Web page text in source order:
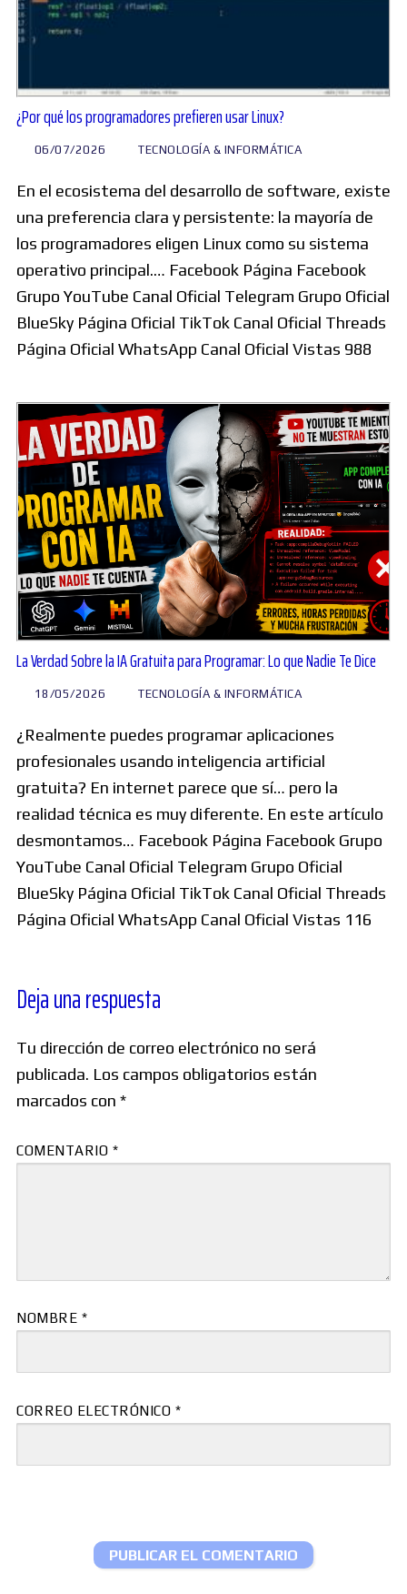
¿Por qué los programadores prefieren usar Linux?
06/07/2026 TECNOLOGÍA & INFORMÁTICA
En el ecosistema del desarrollo de software, existe
una preferencia clara y persistente: la mayoría de
los programadores eligen Linux como su sistema
operativo principal.… Facebook Página Facebook
Grupo YouTube Canal Oficial Telegram Grupo Oficial
BlueSky Página Oficial TikTok Canal Oficial Threads
Página Oficial WhatsApp Canal Oficial Vistas 988
La Verdad Sobre la IA Gratuita para Programar: Lo que Nadie Te Dice
18/05/2026 TECNOLOGÍA & INFORMÁTICA
¿Realmente puedes programar aplicaciones
profesionales usando inteligencia artificial
gratuita? En internet parece que sí… pero la
realidad técnica es muy diferente. En este artículo
desmontamos… Facebook Página Facebook Grupo
YouTube Canal Oficial Telegram Grupo Oficial
BlueSky Página Oficial TikTok Canal Oficial Threads
Página Oficial WhatsApp Canal Oficial Vistas 116
Deja una respuesta
Tu dirección de correo electrónico no será
publicada. Los campos obligatorios están
marcados con *
COMENTARIO *
NOMBRE *
CORREO ELECTRÓNICO *